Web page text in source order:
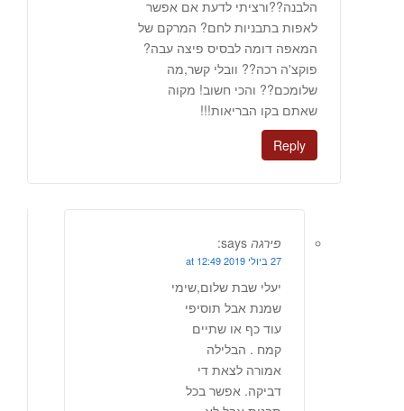
הלבנה??ורציתי לדעת אם אפשר
לאפות בתבניות לחם? המרקם של
המאפה דומה לבסיס פיצה עבה?
פוקצ'ה רכה?? וובלי קשר,מה
שלומכם?? והכי חשוב! מקוה
שאתם בקו הבריאות!!!
Reply
פירגה says:
27 ביולי 2019 at 12:49
יעלי שבת שלום,שימי
שמנת אבל תוסיפי
עוד כף או שתיים
קמח . הבלילה
אמורה לצאת די
דביקה. אפשר בכל